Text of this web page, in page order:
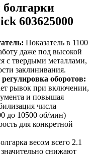
603625000
Показатель в 1100
даже под высокой
с твердыми металлами,
заклинивания.
оборотов:
рывок при включении,
и повышая
числа
до 10500 об/мин)
для конкретной
весом всего 2.1
снижают